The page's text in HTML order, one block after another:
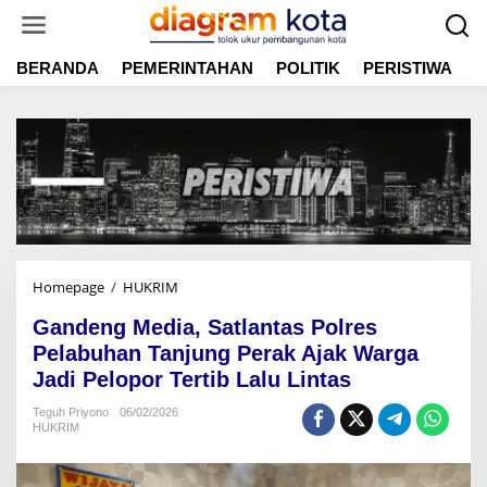
t
BERANDA PEMERINTAHAN POLITIK PERISTIWA
Homepage / HUKRIM
n
d
e
n
d
Gandeng Media, Satlantas Polres
Pelabuhan Tanjung Perak Ajak Warga
Jadi Pelopor Tertib Lalu Lintas
Teguh Priyono
06/02/2026
HUKRIM